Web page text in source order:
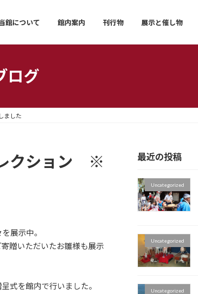
館について 館内案内 刊行物 展示と催し物
ログ
ました
レクション ※
展示中。
贈いただいたお雛様も展示
式を館内で行いました。
最近の投稿
Uncategorized
Uncategorized
Uncategorized